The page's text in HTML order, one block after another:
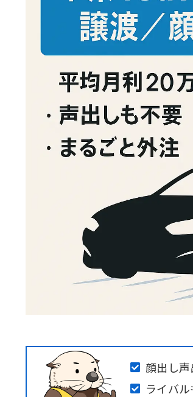
顔出し声
ライバ